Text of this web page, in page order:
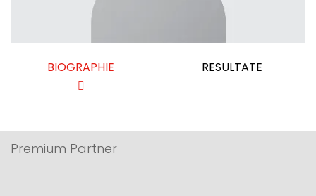
BIOGRAPHIE RESULTATE
Premium Partner